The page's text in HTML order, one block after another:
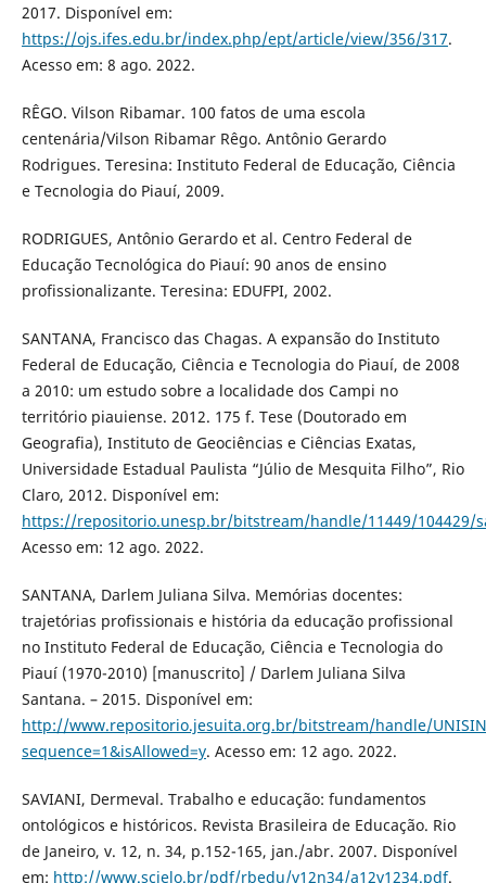
2017. Disponível em:
https://ojs.ifes.edu.br/index.php/ept/article/view/356/317.
Acesso em: 8 ago. 2022.
RÊGO. Vilson Ribamar. 100 fatos de uma escola
centenária/Vilson Ribamar Rêgo. Antônio Gerardo
Rodrigues. Teresina: Instituto Federal de Educação, Ciência
e Tecnologia do Piauí, 2009.
RODRIGUES, Antônio Gerardo et al. Centro Federal de
Educação Tecnológica do Piauí: 90 anos de ensino
profissionalizante. Teresina: EDUFPI, 2002.
SANTANA, Francisco das Chagas. A expansão do Instituto
Federal de Educação, Ciência e Tecnologia do Piauí, de 2008
a 2010: um estudo sobre a localidade dos Campi no
território piauiense. 2012. 175 f. Tese (Doutorado em
Geografia), Instituto de Geociências e Ciências Exatas,
Universidade Estadual Paulista “Júlio de Mesquita Filho”, Rio
Claro, 2012. Disponível em:
https://repositorio.unesp.br/bitstream/handle/11449/104429/
Acesso em: 12 ago. 2022.
SANTANA, Darlem Juliana Silva. Memórias docentes:
trajetórias profissionais e história da educação profissional
no Instituto Federal de Educação, Ciência e Tecnologia do
Piauí (1970-2010) [manuscrito] / Darlem Juliana Silva
Santana. – 2015. Disponível em:
http://www.repositorio.jesuita.org.br/bitstream/handle/
sequence=1&isAllowed=y. Acesso em: 12 ago. 2022.
SAVIANI, Dermeval. Trabalho e educação: fundamentos
ontológicos e históricos. Revista Brasileira de Educação. Rio
de Janeiro, v. 12, n. 34, p.152-165, jan./abr. 2007. Disponível
em: http://www.scielo.br/pdf/rbedu/v12n34/a12v1234.pdf.